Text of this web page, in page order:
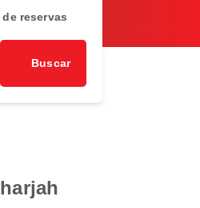
reservas
Buscar